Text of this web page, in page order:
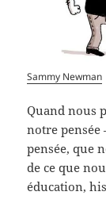
Sammy Newman
Quand nous
notre pensée
pensée, que
de ce que
éducation,